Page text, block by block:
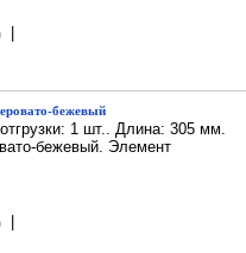
бежевый
1 шт.. Длина: 305 мм.
бежевый. Элемент